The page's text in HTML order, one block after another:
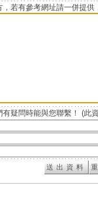
若有參考網址請一併提供
疑問時能與您聯繫！ (此